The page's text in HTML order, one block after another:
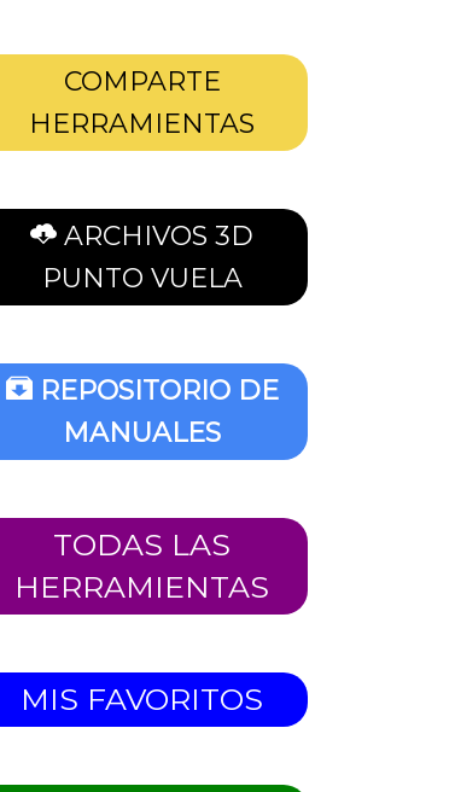
COMPARTE
HERRAMIENTAS
ARCHIVOS 3D
PUNTO VUELA
REPOSITORIO DE
MANUALES
TODAS LAS
HERRAMIENTAS
MIS FAVORITOS